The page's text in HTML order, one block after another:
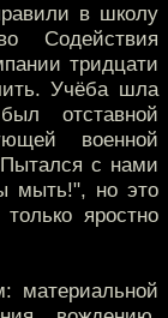
в школу
Содействия
тридцати
Учёба шла
отставной
военной
с нами
мыть!", но это
яростно
материальной